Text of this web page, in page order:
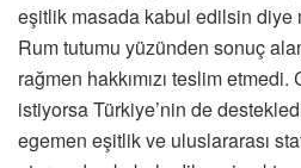
eşitlik masada kabul edilsin diye
Rum tutumu yüzünden sonuç
rağmen hakkımızı teslim
istiyorsa Türkiye’nin de
egemen eşitlik ve uluslararası